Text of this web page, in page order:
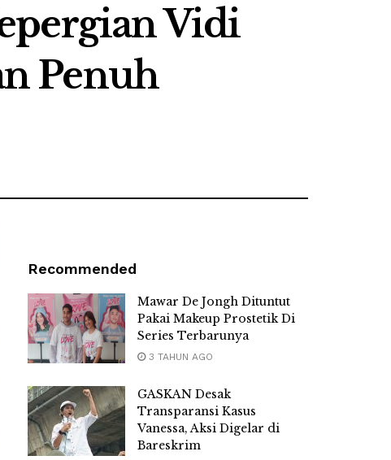
Vidi
Penuh
Recommended
Mawar De Jongh Dituntut
Pakai Makeup Prostetik Di
Series Terbarunya
3 TAHUN AGO
GASKAN Desak
Transparansi Kasus
Vanessa, Aksi Digelar di
Bareskrim